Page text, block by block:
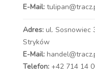
E-Mail:
Adres: ul. Sosnowiec
Stryków
E-Mail:
Telefon: +42 714 14